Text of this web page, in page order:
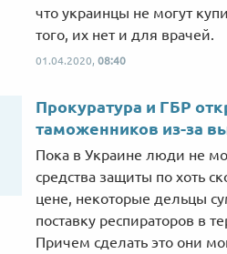
что украинцы не могут
того, их нет и для врачей.
01.04.2020, 08:40
Прокуратура и ГБР
таможенников из-за
Пока в Украине люди не
средства защиты по хоть
цене, некоторые дельцы
поставку респираторов в
Причем сделать это они